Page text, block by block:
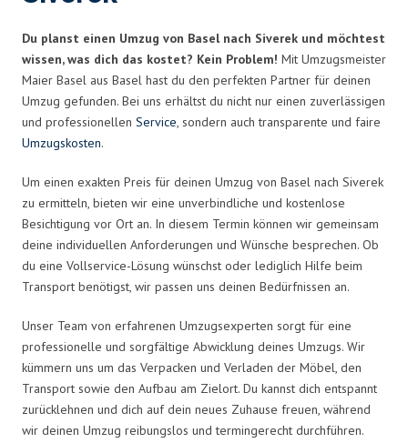
Du planst einen Umzug von Basel nach Siverek und möchtest
wissen, was dich das kostet? Kein Problem! Mit Umzugsmeister
Maier Basel aus Basel hast du den perfekten Partner für deinen
Umzug gefunden. Bei uns erhältst du nicht nur einen zuverlässigen
und professionellen Service, sondern auch transparente und faire
Umzugskosten.
Um einen exakten Preis für deinen Umzug von Basel nach Siverek
zu ermitteln, bieten wir eine unverbindliche und kostenlose
Besichtigung vor Ort an. In diesem Termin können wir gemeinsam
deine individuellen Anforderungen und Wünsche besprechen. Ob
du eine Vollservice-Lösung wünschst oder lediglich Hilfe beim
Transport benötigst, wir passen uns deinen Bedürfnissen an.
Unser Team von erfahrenen Umzugsexperten sorgt für eine
professionelle und sorgfältige Abwicklung deines Umzugs. Wir
kümmern uns um das Verpacken und Verladen der Möbel, den
Transport sowie den Aufbau am Zielort. Du kannst dich entspannt
zurücklehnen und dich auf dein neues Zuhause freuen, während
wir deinen Umzug reibungslos und termingerecht durchführen.